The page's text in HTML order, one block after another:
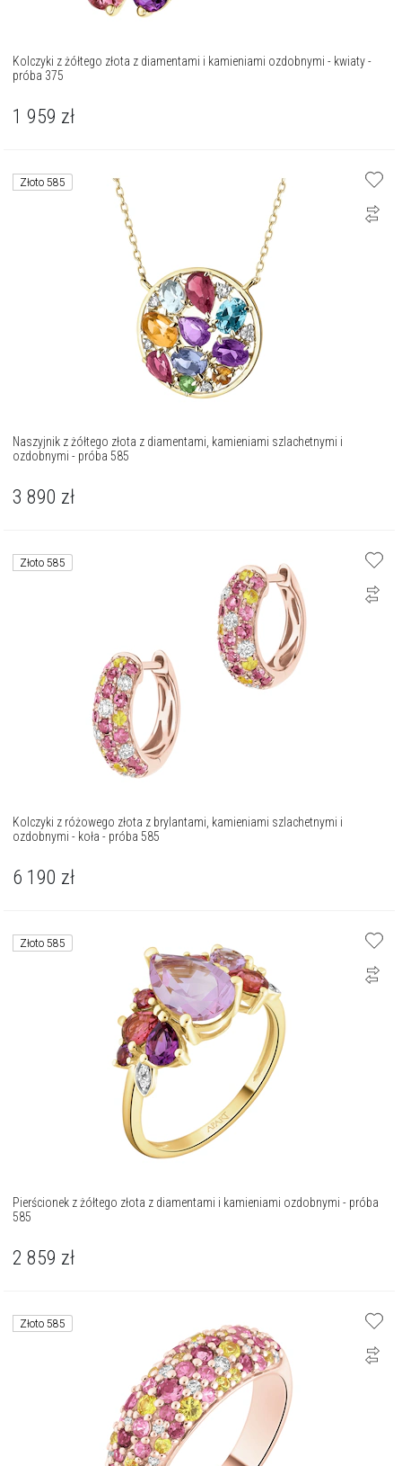
Kolczyki z żółtego złota z diamentami i kamieniami ozdobnymi - kwiaty -
próba 375
1 959 zł
Złoto 585
Naszyjnik z żółtego złota z diamentami, kamieniami szlachetnymi i
ozdobnymi - próba 585
3 890 zł
Złoto 585
Kolczyki z różowego złota z brylantami, kamieniami szlachetnymi i
ozdobnymi - koła - próba 585
6 190 zł
Złoto 585
Pierścionek z żółtego złota z diamentami i kamieniami ozdobnymi - próba
585
2 859 zł
Złoto 585